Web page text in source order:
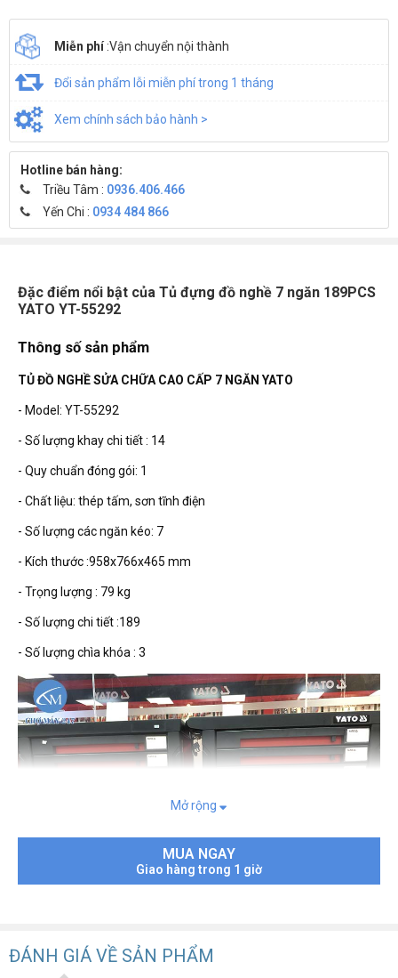
Miễn phí:Vận chuyển nội thành
Đổi sản phẩm lỗi miễn phí trong 1 tháng
Xem chính sách bảo hành >
Hotline bán hàng:
Triều Tâm : 0936.406.466
Yến Chi : 0934 484 866
Đặc điểm nổi bật của Tủ đựng đồ nghề 7 ngăn 189PCS
YATO YT-55292
Thông số sản phẩm
TỦ ĐỒ NGHỀ SỬA CHỮA CAO CẤP 7 NGĂN YATO
- Model: YT-55292
- Số lượng khay chi tiết : 14
- Quy chuẩn đóng gói: 1
- Chất liệu: thép tấm, sơn tĩnh điện
- Số lượng các ngăn kéo: 7
- Kích thước :958x766x465 mm
- Trọng lượng : 79 kg
- Số lượng chi tiết :189
- Số lượng chìa khóa : 3
Mở rộng
MUA NGAY
Giao hàng trong 1 giờ
ĐÁNH GIÁ VỀ SẢN PHẨM